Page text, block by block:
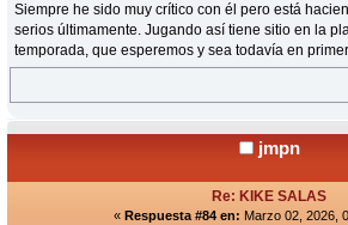
Siempre he sido muy crítico con él pero está
serios últimamente. Jugando así tiene sitio en la
temporada, que esperemos y sea todavía en
jmpn
Re: KIKE SALAS
« Respuesta #84 en: Marzo 02, 2026,